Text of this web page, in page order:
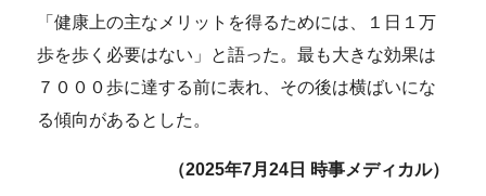
「健康上の主なメリットを得るためには、１日１万
歩を歩く必要はない」と語った。最も大きな効果は
７０００歩に達する前に表れ、その後は横ばいにな
る傾向があるとした。
（2025年7月24日 時事メディカル）